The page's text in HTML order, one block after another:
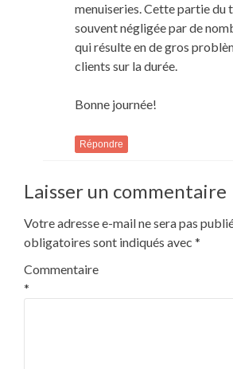
menuiseries. Cette partie du
souvent négligée par de
qui résulte en de gros
clients sur la durée.
Bonne journée!
Répondre
Laisser un commentaire
Votre adresse e-mail ne sera pas
obligatoires sont indiqués avec *
Commentaire
*